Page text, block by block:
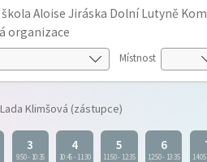
Aloise Jiráska Dolní Lutyně
organizace
Místnost
Klimšová (zástupce)
3
9:50- 10:35
4
10:45-11:30
5
11:50- 12:35
6
12:50- 13:35 14:05